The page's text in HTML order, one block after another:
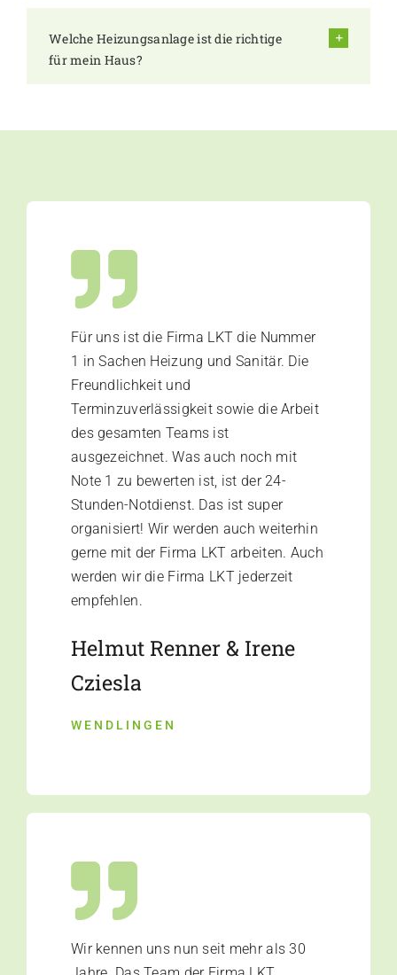
Welche Heizungsanlage ist die richtige
für mein Haus?
Für uns ist die Firma LKT die Nummer
1 in Sachen Heizung und Sanitär. Die
Freundlichkeit und
Terminzuverlässigkeit sowie die Arbeit
des gesamten Teams ist
ausgezeichnet. Was auch noch mit
Note 1 zu bewerten ist, ist der 24-
Stunden-Notdienst. Das ist super
organisiert! Wir werden auch weiterhin
gerne mit der Firma LKT arbeiten. Auch
werden wir die Firma LKT jederzeit
empfehlen.
Helmut Renner & Irene
Cziesla
WENDLINGEN
Wir kennen uns nun seit mehr als 30